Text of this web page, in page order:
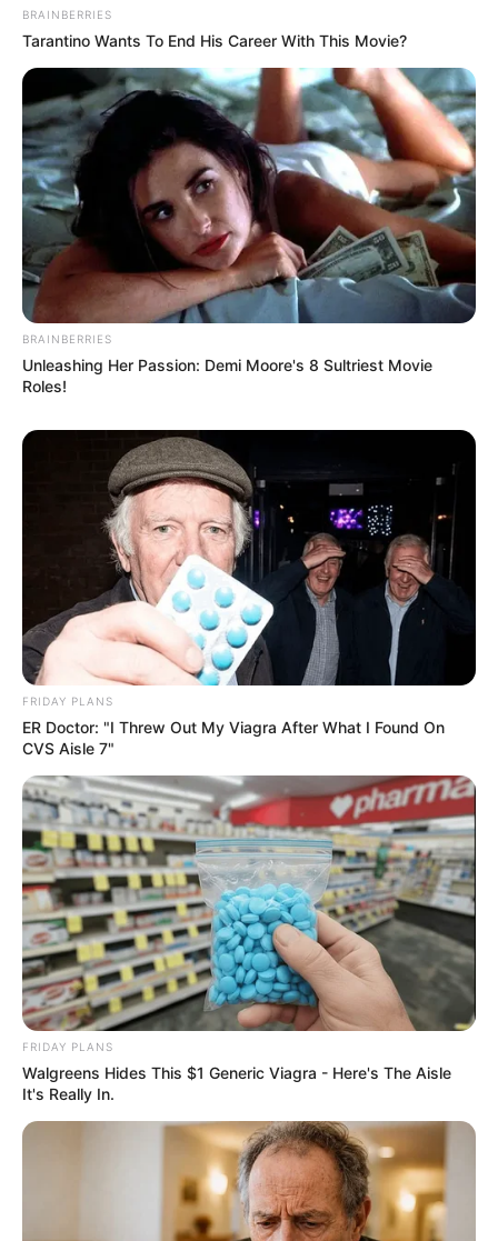
BRAINBERRIES
Tarantino Wants To End His Career With This Movie?
BRAINBERRIES
Unleashing Her Passion: Demi Moore's 8 Sultriest Movie
Roles!
FRIDAY PLANS
ER Doctor: "I Threw Out My Viagra After What I Found On
CVS Aisle 7"
FRIDAY PLANS
Walgreens Hides This $1 Generic Viagra - Here's The Aisle
It's Really In.